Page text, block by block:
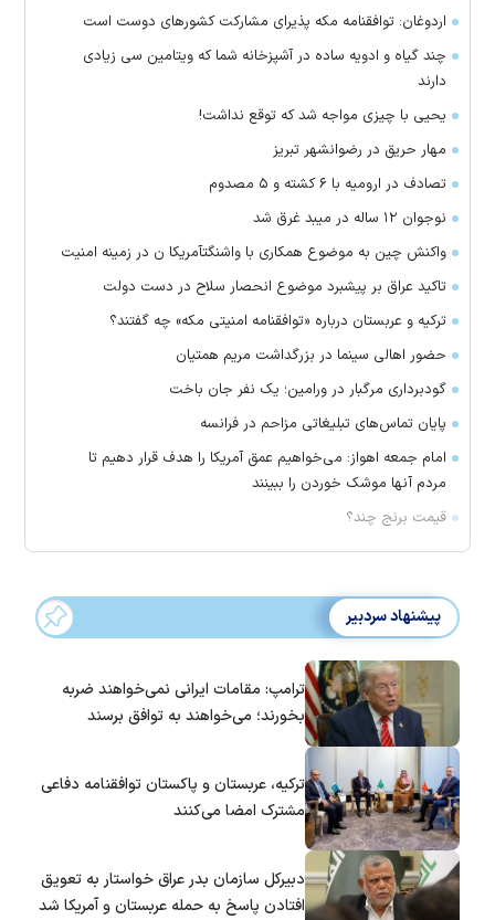
اردوغان: توافقنامه مکه پذیرای مشارکت کشور‌های دوست است
چند گیاه و ادویه ساده در آشپزخانه شما که ویتامین سی زیادی
دارند
یحیی با چیزی مواجه شد که توقع نداشت!
مهار حریق در رضوانشهر تبریز
تصادف در ارومیه با ۶ کشته و ۵ مصدوم
نوجوان ۱۲ ساله در میبد غرق شد
واکنش چین به موضوع همکاری با واشنگتآمریکا ن در زمینه امنیت
تاکید عراق بر پیشبرد موضوع انحصار سلاح در دست دولت
ترکیه و عربستان درباره «توافقنامه امنیتی مکه» چه گفتند؟
حضور اهالی سینما در بزرگداشت مریم همتیان
گودبرداری مرگبار در ورامین؛ یک نفر جان باخت
پایان تماس‌های تبلیغاتی مزاحم در فرانسه
امام جمعه اهواز: می‌خواهیم عمق آمریکا را هدف قرار دهیم تا
مردم آنها موشک خوردن را ببینند
قیمت برنج چند؟
پیشنهاد سردبیر
ترامپ: مقامات ایرانی نمی‌خواهند ضربه
بخورند؛ می‌خواهند به توافق برسند
ترکیه، عربستان و پاکستان توافقنامه دفاعی
مشترک امضا می‌کنند
دبیرکل سازمان بدر عراق خواستار به تعویق
افتادن پاسخ به حمله عربستان و آمریکا شد